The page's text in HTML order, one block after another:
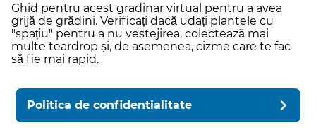
Ghid pentru acest gradinar virtual pentru a avea
grijă de grădini. Verificați dacă udați plantele cu
"spațiu" pentru a nu vestejirea, colectează mai
multe teardrop și, de asemenea, cizme care te fac
să fie mai rapid.
Politica de confidentialitate